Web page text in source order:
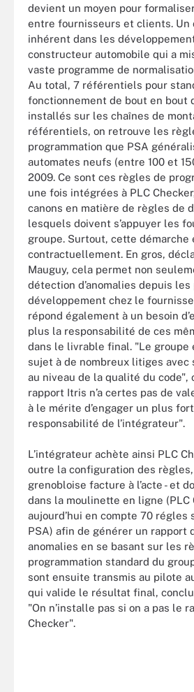
devient un moyen pour
entre fournisseurs et clients. Un
inhérent dans les
constructeur automobile qui a
vaste programme de
Au total, 7 référentiels pour
fonctionnement de bout en bout
installés sur les chaînes de
référentiels, on retrouve les
programmation que PSA
automates neufs (entre 100 et
2009. Ce sont ces règles de
une fois intégrées à PLC
canons en matière de règles de
lesquels doivent s’appuyer les
groupe. Surtout, cette démarche
contractuellement. En gros,
Mauguy, cela permet non
détection d’anomalies depuis les
développement chez le
répond également à un besoin
plus la responsabilité de ces
dans le livrable final. "Le groupe
sujet à de nombreux litiges avec
au niveau de la qualité du
rapport Itris n’a certes pas de
à le mérite d’engager un plus
responsabilité de l’intégrateur".
L’intégrateur achète ainsi PLC
outre la configuration des
grenobloise facture à l’acte - et
dans la moulinette en ligne (PLC
aujourd’hui en compte 70 régles
PSA) afin de générer un rapport
anomalies en se basant sur les
programmation standard du
sont ensuite transmis au pilote
qui valide le résultat final,
"On n’installe pas si on a pas le
Checker".